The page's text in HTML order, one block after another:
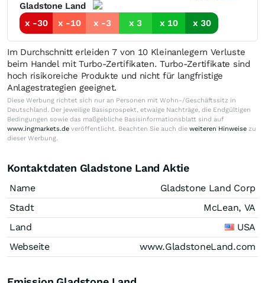
Gladstone Land
x -30
x -10 x -3 x 3 x 10 x 30
Im Durchschnitt erleiden 7 von 10 Kleinanlegern Verluste
beim Handel mit Turbo-Zertifikaten. Turbo-Zertifikate sind
hoch risikoreiche Produkte und nicht für langfristige
Anlagestrategien geeignet.
Diese Werbung richtet sich nur an Personen mit Wohn-/Geschäftssitz in
Deutschland. Der jeweilige Basisprospekt, etwaige Nachträge, die Endgültigen
Bedingungen sowie das maßgebliche Basisinformationsblatt sind auf
www.ingmarkets.de veröffentlicht. Beachten Sie auch die weiteren Hinweise zu
dieser Werbung.
Kontaktdaten Gladstone Land Aktie
Name
Gladstone Land Corp
Stadt
McLean, VA
Land
USA
Webseite
www.GladstoneLand.com